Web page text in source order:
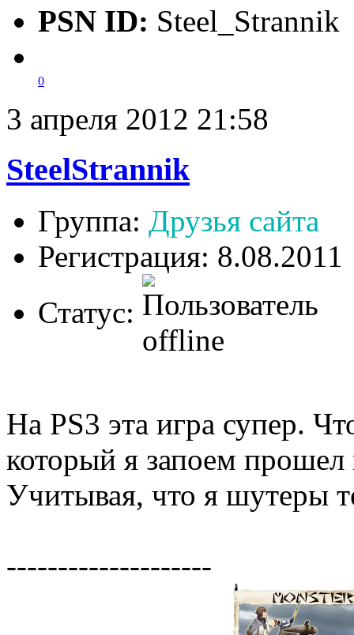
PSN ID: Steel_Strannik
0
3 апреля 2012 21:58
SteelStrannik
Группа: Друзья сайта
Регистрация: 8.08.2011
Статус:
На PS3 эта игра супер.
который я запоем
Учитывая, что я шутеры
--------------------